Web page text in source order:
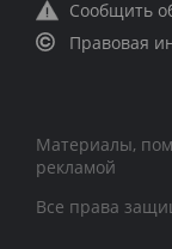
Сообщить
Правовая
Материалы,
рекламой
Все права